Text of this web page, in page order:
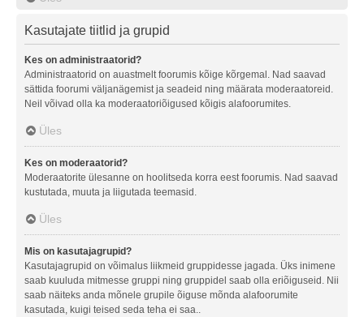
Kasutajate tiitlid ja grupid
Kes on administraatorid?
Administraatorid on auastmelt foorumis kõige kõrgemal. Nad saavad
sättida foorumi väljanägemist ja seadeid ning määrata moderaatoreid.
Neil võivad olla ka moderaatoriõigused kõigis alafoorumites.
Üles
Kes on moderaatorid?
Moderaatorite ülesanne on hoolitseda korra eest foorumis. Nad saavad
kustutada, muuta ja liigutada teemasid.
Üles
Mis on kasutajagrupid?
Kasutajagrupid on võimalus liikmeid gruppidesse jagada. Üks inimene
saab kuuluda mitmesse gruppi ning gruppidel saab olla eriõiguseid. Nii
saab näiteks anda mõnele grupile õiguse mõnda alafoorumite
kasutada, kuigi teised seda teha ei saa..